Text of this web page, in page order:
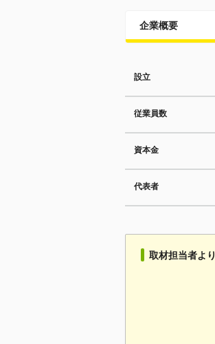
企業概要
設立
従業員数
資本金
代表者
取材担当者より